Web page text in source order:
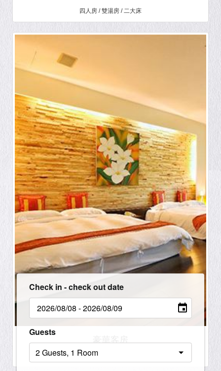
四人房 / 雙湯房 / 二大床
豪華客房
四人房 / 雙湯房 / 二大床
Check in - check out date
Guests